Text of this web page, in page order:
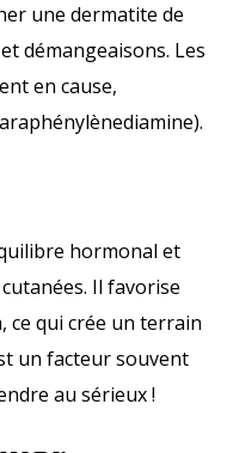
une dermatite de
démangeaisons. Les
en cause,
hormonal et
Il favorise
ce qui crée un terrain
un facteur souvent
au sérieux !